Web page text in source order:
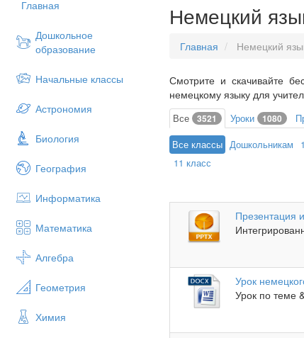
Главная
Дошкольное
образование
Начальные классы
Астрономия
Биология
География
Информатика
Математика
Алгебра
Геометрия
Химия
Немецкий
Главная Немецкий
Смотрите и скачивайте
немецкому языку для
Все 3521 Уроки 1080
Все классы Дошкольникам
11 класс
Презентация
Урок
Урок по теме